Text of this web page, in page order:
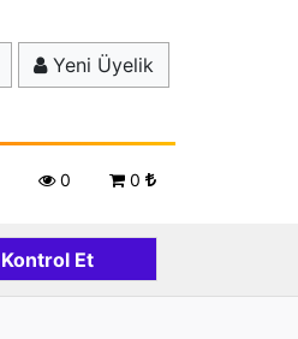
Yeni Üyelik
0
0